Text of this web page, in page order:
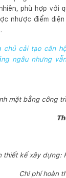
phù hợp với
nhược điểm
chủ cải tạo căn
ngâu nhưng
mặt bằng công
thiết kế xây dựng:
Chi phí hoàn